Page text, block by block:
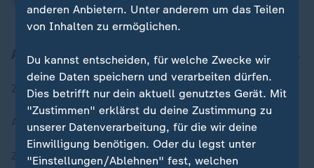
Aktuell bei ZDFheute
Zuletzt veröffentlicht
Aktuelle Sendungs-Videos
ZDFheute Stories
anderen Anbietern. Unter anderem um das Teilen
von Inhalten zu ermöglichen.
Du kannst entscheiden, für welche Zwecke wir
deine Daten speichern und verarbeiten dürfen.
Dies betrifft nur dein aktuell genutztes Gerät. Mit
"Zustimmen" erklärst du deine Zustimmung zu
unserer Datenverarbeitung, für die wir deine
Einwilligung benötigen. Oder du legst unter
"Einstellungen/Ablehnen" fest, welchen